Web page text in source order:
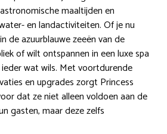
maaltijden en
en landactiviteiten. Of je nu
de azuurblauwe zeeën van de
of wilt ontspannen in een luxe spa
wat wils. Met voortdurende
en upgrades zorgt Princess
dat ze niet alleen voldoen aan de
gasten, maar deze zelfs